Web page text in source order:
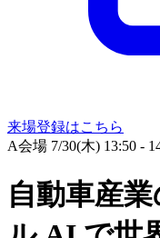
来場登録はこちら
A会場 7/30(木) 13:50 -
自動車産